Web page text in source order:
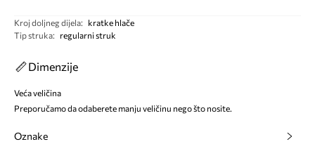
Kroj doljneg dijela:
kratke hlače
Tip struka: regularni struk
Dimenzije
Veća veličina
Preporučamo da odaberete manju veličinu nego što nosite.
Oznake